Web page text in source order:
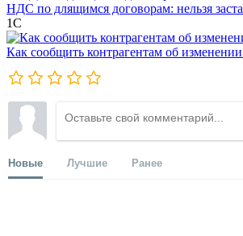
НДС по длящимся договорам: нельзя
1С
Как сообщить контрагентам об
Новые Лучшие Ранее